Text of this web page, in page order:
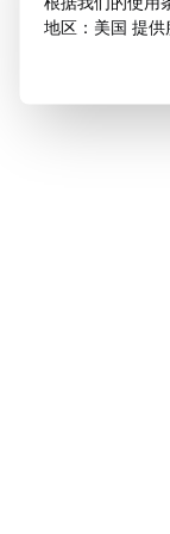
地区：美国 提供